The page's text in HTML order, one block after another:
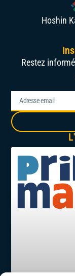
Hoshin
Restez